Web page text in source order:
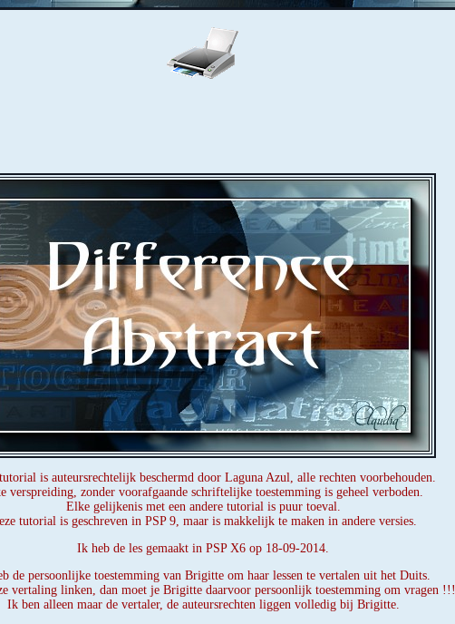
is auteursrechtelijk beschermd door Laguna Azul, alle rechten voorbehouden.
verspreiding, zonder voorafgaande schriftelijke toestemming is geheel verboden.
Elke gelijkenis met een andere tutorial is puur toeval.
tutorial is geschreven in PSP 9, maar is makkelijk te maken in andere versies.
Ik heb de les gemaakt in PSP X6 op 18-09-2014.
de persoonlijke toestemming van Brigitte om haar lessen te vertalen uit het Duits.
vertaling linken, dan moet je Brigitte daarvoor persoonlijk toestemming om vragen !!!
Ik ben alleen maar de vertaler, de auteursrechten liggen volledig bij Brigitte.